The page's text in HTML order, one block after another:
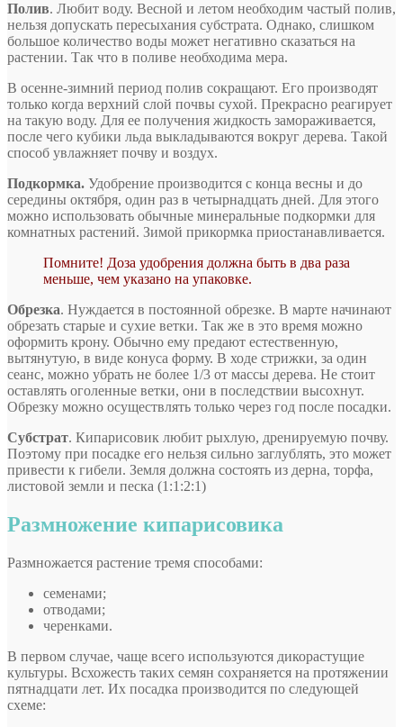
Полив. Любит воду. Весной и летом необходим частый полив,
нельзя допускать пересыхания субстрата. Однако, слишком
большое количество воды может негативно сказаться на
растении. Так что в поливе необходима мера.
В осенне-зимний период полив сокращают. Его производят
только когда верхний слой почвы сухой. Прекрасно реагирует
на такую воду. Для ее получения жидкость замораживается,
после чего кубики льда выкладываются вокруг дерева. Такой
способ увлажняет почву и воздух.
Подкормка. Удобрение производится с конца весны и до
середины октября, один раз в четырнадцать дней. Для этого
можно использовать обычные минеральные подкормки для
комнатных растений. Зимой прикормка приостанавливается.
Помните! Доза удобрения должна быть в два раза
меньше, чем указано на упаковке.
Обрезка. Нуждается в постоянной обрезке. В марте начинают
обрезать старые и сухие ветки. Так же в это время можно
оформить крону. Обычно ему предают естественную,
вытянутую, в виде конуса форму. В ходе стрижки, за один
сеанс, можно убрать не более 1/3 от массы дерева. Не стоит
оставлять оголенные ветки, они в последствии высохнут.
Обрезку можно осуществлять только через год после посадки.
Субстрат. Кипарисовик любит рыхлую, дренируемую почву.
Поэтому при посадке его нельзя сильно заглублять, это может
привести к гибели. Земля должна состоять из дерна, торфа,
листовой земли и песка (1:1:2:1)
Размножение кипарисовика
Размножается растение тремя способами:
семенами;
отводами;
черенками.
В первом случае, чаще всего используются дикорастущие
культуры. Всхожесть таких семян сохраняется на протяжении
пятнадцати лет. Их посадка производится по следующей
схеме: